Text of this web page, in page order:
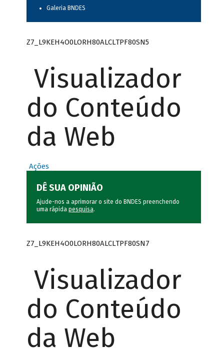
Galeria BNDES
Z7_L9KEH4O0LORH80ALCLTPF80SN5
Visualizador
do Conteúdo
da Web
Ações
DÊ SUA OPINIÃO
Ajude-nos a aprimorar o site do BNDES preenchendo
uma rápida pesquisa.
Z7_L9KEH4O0LORH80ALCLTPF80SN7
Visualizador
do Conteúdo
da Web